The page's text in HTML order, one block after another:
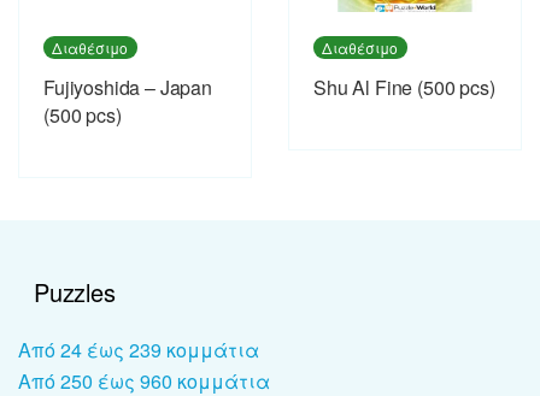
Διαθέσιμο
Fujiyoshida – Japan
(500 pcs)
Διαθέσιμο
Shu Al Fine (500 pcs)
Puzzles
Από 24 έως 239 κομμάτια
Από 250 έως 960 κομμάτια